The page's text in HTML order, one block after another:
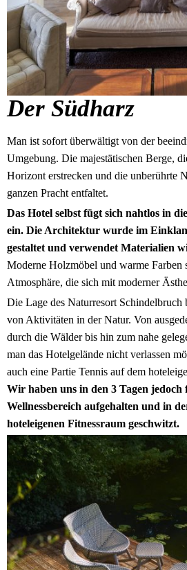
Der Südharz
Man ist sofort überwältigt von der
Umgebung. Die majestätischen Berge,
Horizont erstrecken und die unberührte
ganzen Pracht entfaltet.
Das Hotel selbst fügt sich nahtlos in
ein. Die Architektur wurde im
gestaltet und verwendet Materialien
Moderne Holzmöbel und warme Farben
Atmosphäre, die sich mit moderner
Die Lage des Naturresort Schindelbruch
von Aktivitäten in der Natur. Von
durch die Wälder bis hin zum nahe
man das Hotelgelände nicht verlassen
auch eine Partie Tennis auf dem
Wir haben uns in den 3 Tagen jedoch
Wellnessbereich aufgehalten und in
hoteleigenen Fitnessraum geschwitzt.